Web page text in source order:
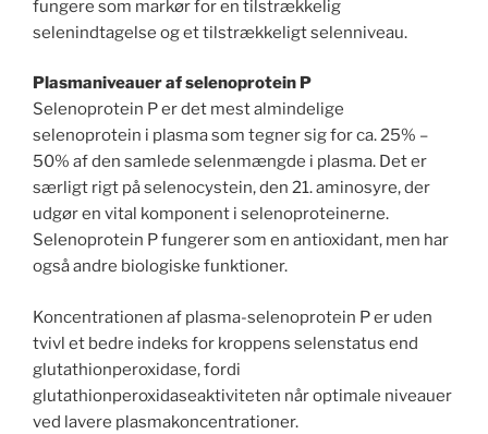
fungere som markør for en tilstrækkelig
selenindtagelse og et tilstrækkeligt selenniveau.
Plasmaniveauer af selenoprotein P
Selenoprotein P er det mest almindelige
selenoprotein i plasma som tegner sig for ca. 25% –
50% af den samlede selenmængde i plasma. Det er
særligt rigt på selenocystein, den 21. aminosyre, der
udgør en vital komponent i selenoproteinerne.
Selenoprotein P fungerer som en antioxidant, men har
også andre biologiske funktioner.
Koncentrationen af plasma-selenoprotein P er uden
tvivl et bedre indeks for kroppens selenstatus end
glutathionperoxidase, fordi
glutathionperoxidaseaktiviteten når optimale niveauer
ved lavere plasmakoncentrationer.